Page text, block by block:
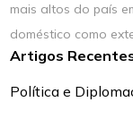
mais altos do país
doméstico como
Artigos
Política e